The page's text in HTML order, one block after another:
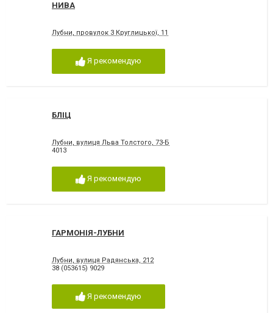
НИВА
Лубни, провулок 3 Круглицької, 11
Я рекомендую
БЛІЦ
Лубни, вулиця Льва Толстого, 73-Б
4013
Я рекомендую
ГАРМОНІЯ-ЛУБНИ
Лубни, вулиця Радянська, 212
38 (053615) 9029
Я рекомендую